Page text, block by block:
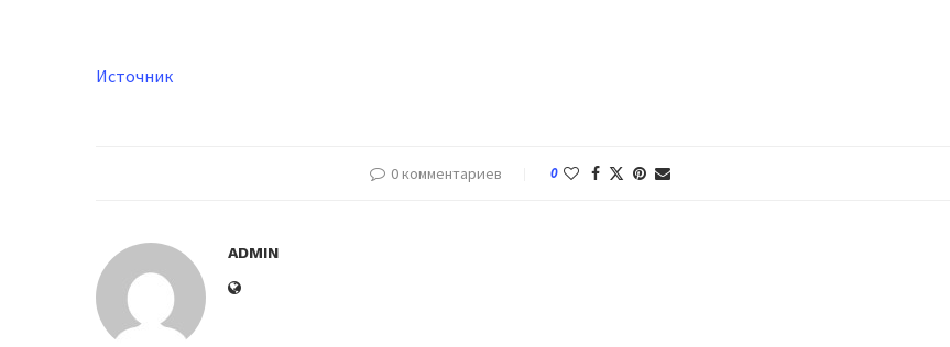
Источник
0 комментариев 0
ADMIN